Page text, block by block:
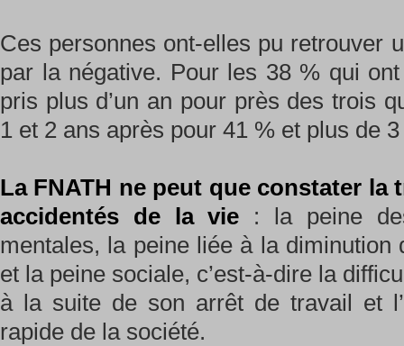
Ces personnes ont-elles pu retrouver
par la négative. Pour les 38 % qui
pris plus d’un an pour près des trois
1 et 2 ans après pour 41 % et plus de
La FNATH ne peut que constater la
accidentés de la vie : la peine
mentales, la peine liée à la diminution
et la peine sociale, c’est-à-dire la
à la suite de son arrêt de travail et
rapide de la société.